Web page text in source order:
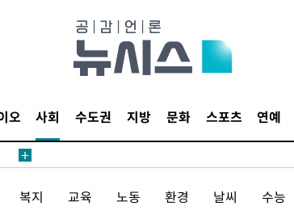
오 사회 수도권 지방 문화 스포츠 연예
복지 교육 노동 환경 날씨 수능